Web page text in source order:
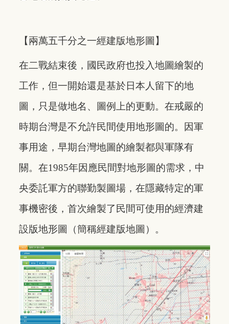
【兩萬五千分之一經建版地形圖】
在二戰結束後，國民政府也投入地圖繪製的
工作，但一開始還是基於日本人留下的地
圖，只是做地名、圖例上的更動。在戒嚴的
時期台灣是不允許民間使用地形圖的。因軍
事用途，早期台灣地圖的繪製都與軍隊有
關。在1985年因應民間對地形圖的需求，中
央委託軍方的聯勤製圖場，在隱藏特定的軍
事機密後，首次繪製了民間可使用的經濟建
設版地形圖（簡稱經建版地圖）。